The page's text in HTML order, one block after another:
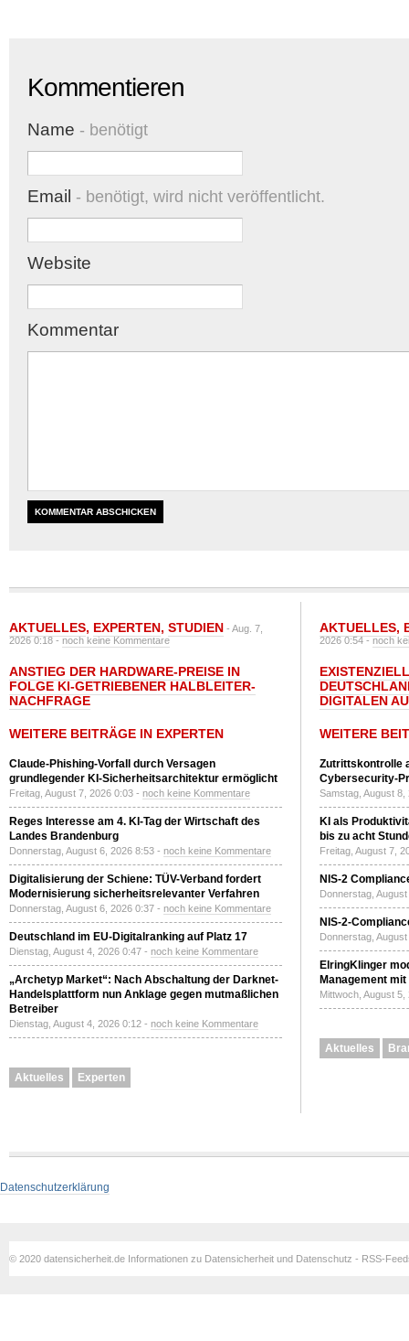
Kommentieren
Name - benötigt
Email - benötigt, wird nicht veröffentlicht.
Website
Kommentar
AKTUELLES, EXPERTEN, STUDIEN - Aug. 7,
2026 0:18 -noch keine Kommentare
ANSTIEG DER HARDWARE-PREISE IN
FOLGE KI-GETRIEBENER HALBLEITER-
NACHFRAGE
WEITERE BEITRÄGE IN EXPERTEN
Claude-Phishing-Vorfall durch Versagen
grundlegender KI-Sicherheitsarchitektur ermöglicht
Freitag, August 7, 2026 0:03 - noch keine Kommentare
Reges Interesse am 4. KI-Tag der Wirtschaft des
Landes Brandenburg
Donnerstag, August 6, 2026 8:53 - noch keine Kommentare
Digitalisierung der Schiene: TÜV-Verband fordert
Modernisierung sicherheitsrelevanter Verfahren
Donnerstag, August 6, 2026 0:37 - noch keine Kommentare
Deutschland im EU-Digitalranking auf Platz 17
Dienstag, August 4, 2026 0:47 - noch keine Kommentare
„Archetyp Market“: Nach Abschaltung der Darknet-
Handelsplattform nun Anklage gegen mutmaßlichen
Betreiber
Dienstag, August 4, 2026 0:12 - noch keine Kommentare
Aktuelles Experten
AKTUELLES,
2026 0:54 -noch
DIGITALEN
WEITERE
Zutrittskontrolle
Cybersecurity-
Samstag, August
KI als
bis zu acht
Freitag, August 7,
NIS-2
Donnerstag,
NIS-2-
Donnerstag,
ElringKlinger
Management
Mittwoch, August
Aktuelles
Datenschutzerklärung
© 2020 datensicherheit.de Informationen zu Datensicherheit und Datenschutz - RSS-